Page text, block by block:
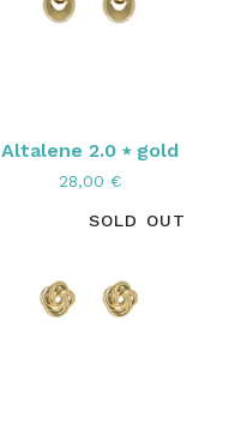
Altalene 2.0 ⭑ gold
28,00 €
SOLD OUT